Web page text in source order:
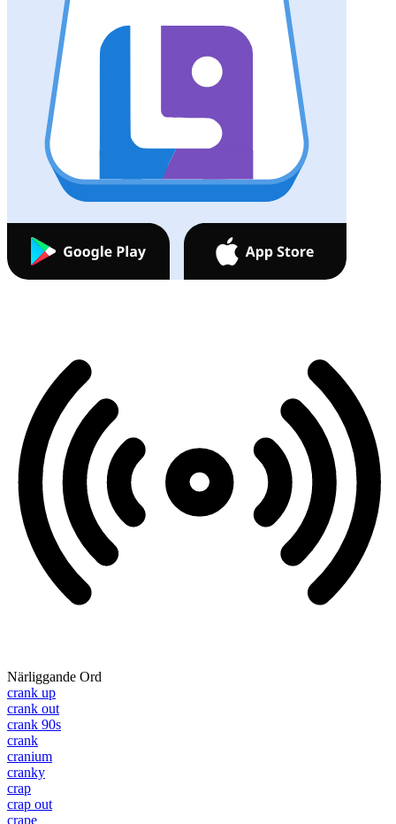
Närliggande Ord
crank up
crank out
crank 90s
crank
cranium
cranky
crap
crap out
crape